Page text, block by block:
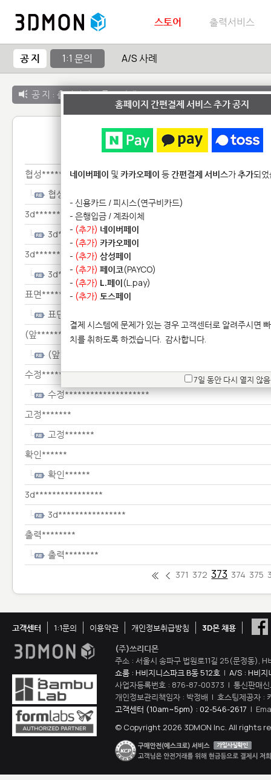
스토어 출력서비스
공 지 1:1 문의 A/S 사례
공 지 : 출력서비스 종료 안내
1:1 문
협성*********************
협성*********************
3d*************
3d*************
3d************
3d************
표면************
표면************
(앞*******
(앞*******
수정********************
수정********************
고정*******
고정*******
확인******
확인******
3d****************
3d****************
출력********
출력********
371 372 373 374 375
고객센터 1:1문의 이용약관 개인정보취급방침
3D몬 채용
(주)쓰리디몬
주소 : 서울시 송파구 법원로11길 25(문정동),
쇼룸 : H비지니스파크 B동 512호 | A/S : H비지
사업자등록번호 : 876-87-00373 | 통신판매
개인정보관리책임자 : 박정배 | 호스팅제공자 :
고객센터 (10am~5pm) : 02-546-2617 |
© Copyright 2026 3DMON Inc. All rights
홈페이지 간편결제 서비스 추가 공지
네이버페이 및 카카오페이 등간편결제 서비스가추가되
- 신용카드 / 피시스(연구비카드)
- 은행입금 / 계좌이체
- (추가) 네이버페이
- (추가) 카카오페이
- (추가) 삼성페이
- (추가) 페이코(PAYCO)
- (추가) L.페이(L.pay)
- (추가) 토스페이
결제 시스템에 문제가 있는 경우 고객센터로 알려주시면
치를 취하도록 하겠습니다. 감사합니다.
7일 동안 다시 열지 않음